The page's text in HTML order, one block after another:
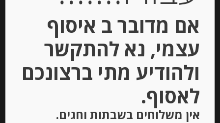
פסטה ביצים מקמח דורום סמולינה
לינגוויני Antica Pasta linguine
אם מדובר ב איסוף
עצמי, נא להתקשר
ולהודיע מתי ברצונכם
לאסוף.
אין משלוחים בשבתות וחגים.